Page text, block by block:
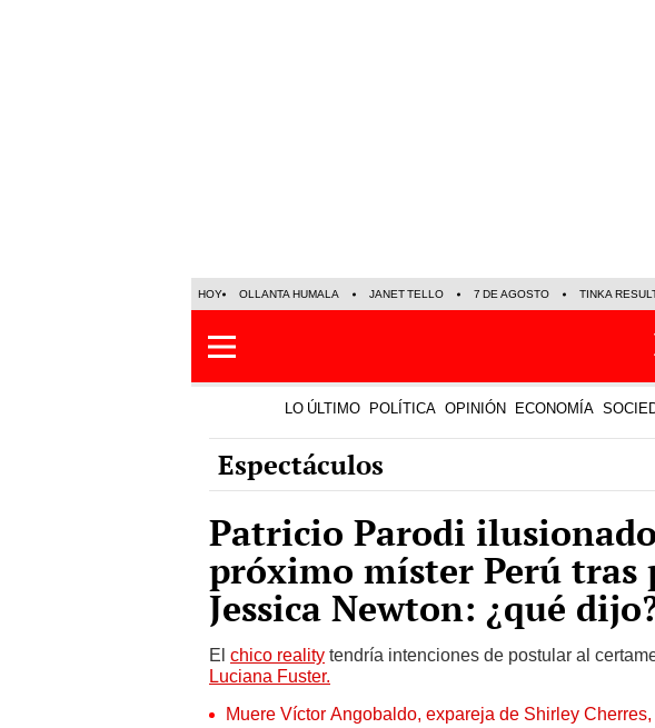
HOY OLLANTA HUMALA JANET TELLO 7 DE AGOSTO TINKA
LO ÚLTIMO POLÍTICA OPINIÓN ECONOMÍA
Espectáculos
Patricio Parodi
próximo míster Perú tras
Jessica Newton: ¿qué
El chico reality tendría intenciones de postular al
Luciana Fuster.
Muere Víctor Angobaldo, expareja de Shirley